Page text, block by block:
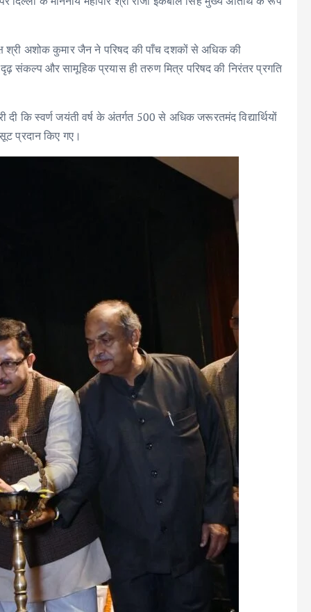
श्री अशोक कुमार जैन ने परिषद की पाँच दशकों से अधिक की
संकल्प और सामूहिक प्रयास ही तरुण मित्र परिषद की निरंतर प्रगति
कि स्वर्ण जयंती वर्ष के अंतर्गत 500 से अधिक जरूरतमंद विद्यार्थियों
प्रदान किए गए।